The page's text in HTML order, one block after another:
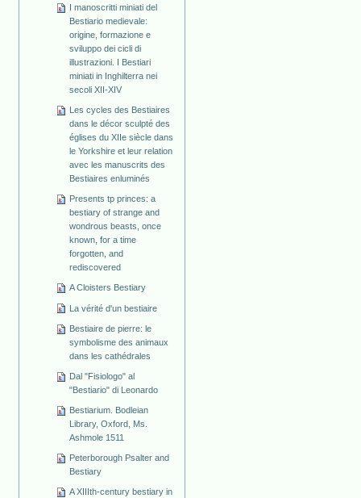
I manoscritti miniati del
Bestiario medievale:
origine, formazione e
sviluppo dei cicli di
illustrazioni. I Bestiari
miniati in Inghilterra nei
secoli XII-XIV
Les cycles des Bestiaires
dans le décor sculpté des
églises du XIIe siècle dans
le Yorkshire et leur relation
avec les manuscrits des
Bestiaires enluminés
Presents tp princes: a
bestiary of strange and
wondrous beasts, once
known, for a time
forgotten, and
rediscovered
A Cloisters Bestiary
La vérité d'un bestiaire
Bestiaire de pierre: le
symbolisme des animaux
dans les cathédrales
Dal "Fisiologo" al
"Bestiario" di Leonardo
Bestiarium. Bodleian
Library, Oxford, Ms.
Ashmole 1511
Peterborough Psalter and
Bestiary
A XIIIth-century bestiary in